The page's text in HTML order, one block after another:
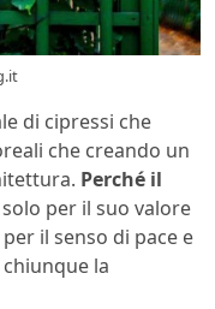
di cipressi che
che creando un
Perché il
per il suo valore
il senso di pace e
la